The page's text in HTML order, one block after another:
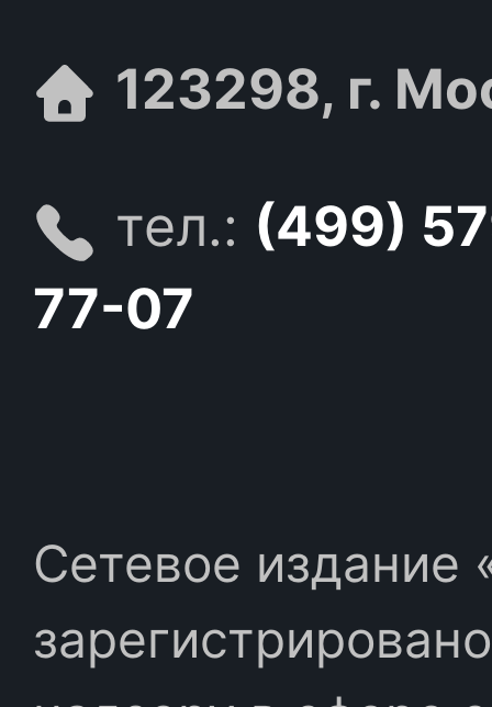
123298, г.
тел.: (499)
77-07
Сетевое издание